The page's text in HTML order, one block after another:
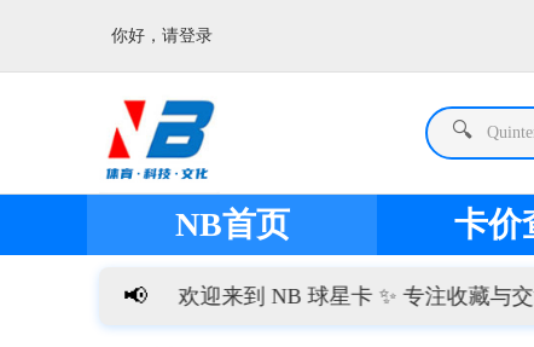
你好，请登录
🔍
NB首页 卡价
📢
欢迎来到 NB 球星卡 ✨ 专注收藏与交流。